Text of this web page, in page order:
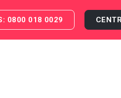
0800 018 0029